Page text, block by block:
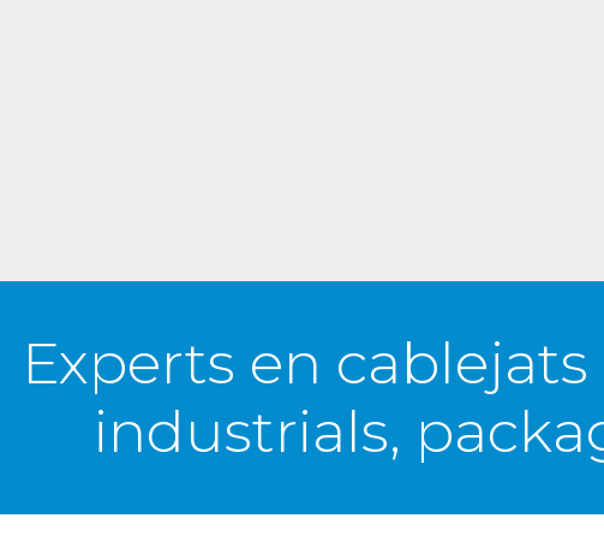
Experts en
industrials,